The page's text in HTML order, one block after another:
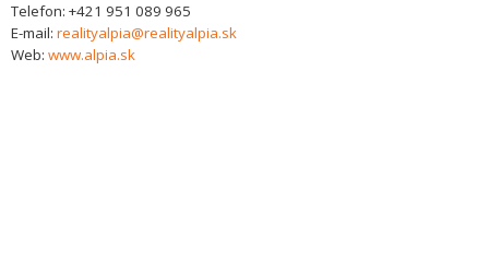
Telefon: +421 951 089 965
E-mail: realityalpia@realityalpia.sk
Web: www.alpia.sk